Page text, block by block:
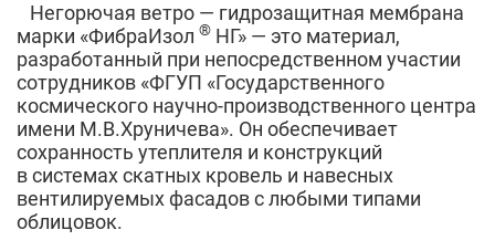
Негорючая ветро — гидрозащитная мембрана
марки «ФибраИзол ® НГ» — это материал,
разработанный при непосредственном участии
сотрудников «ФГУП «Государственного
космического научно-производственного центра
имени М.В.Хруничева». Он обеспечивает
сохранность утеплителя и конструкций
в системах скатных кровель и навесных
вентилируемых фасадов с любыми типами
облицовок.